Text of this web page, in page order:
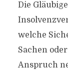
Die
welche
Sachen
Anspruch